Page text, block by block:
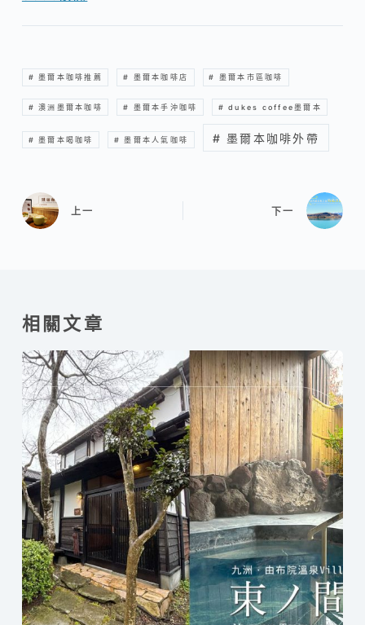
# 墨爾本咖啡推薦 # 墨爾本咖啡店 # 墨爾本市區咖啡
# 澳洲墨爾本咖啡 # 墨爾本手沖咖啡 # dukes coffee墨爾本
# 墨爾本喝咖啡 # 墨爾本人氣咖啡 # 墨爾本咖啡外帶
上一 下一
相關文章